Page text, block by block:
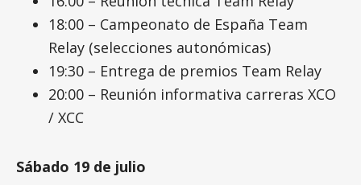
18:00 – Campeonato de España Team
Relay (selecciones autonómicas)
19:30 – Entrega de premios Team Relay
20:00 – Reunión informativa carreras XCO
/ XCC
Sábado 19 de julio